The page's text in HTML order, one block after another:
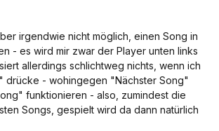
irgendwie nicht möglich, einen Song in
- es wird mir zwar der Player unten links
allerdings schlichtweg nichts, wenn ich
drücke - wohingegen "Nächster Song"
funktionieren - also, zumindest die
Songs, gespielt wird da dann natürlich